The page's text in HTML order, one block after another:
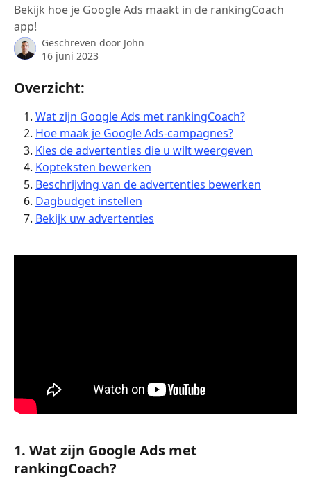
Bekijk hoe je Google Ads maakt in de rankingCoach
app!
Geschreven door John
16 juni 2023
Overzicht:
Wat zijn Google Ads met rankingCoach?
Hoe maak je Google Ads-campagnes?
Kies de advertenties die u wilt weergeven
Kopteksten bewerken
Beschrijving van de advertenties bewerken
Dagbudget instellen
Bekijk uw advertenties
1. Wat zijn Google Ads met
rankingCoach?